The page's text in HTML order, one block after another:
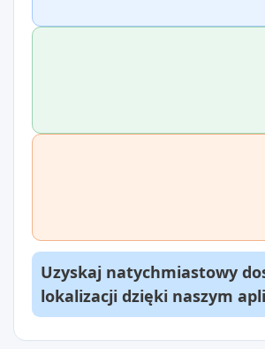
Uzyskaj natychmiastowy
lokalizacji dzięki naszym